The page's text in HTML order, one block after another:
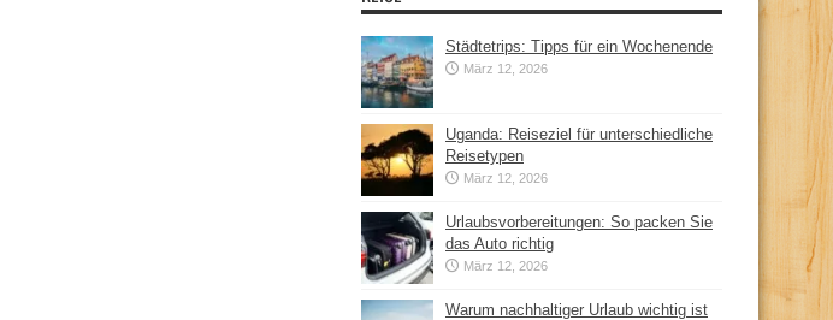
Städtetrips: Tipps für ein Wochenende
März 12, 2026
Uganda: Reiseziel für unterschiedliche
Reisetypen
März 12, 2026
Urlaubsvorbereitungen: So packen Sie
das Auto richtig
März 12, 2026
Warum nachhaltiger Urlaub wichtig ist